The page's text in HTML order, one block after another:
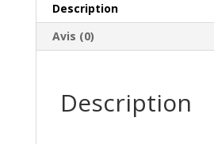
Description
Avis (0)
Description